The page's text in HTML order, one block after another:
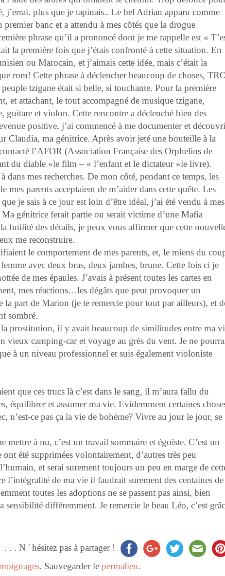
j’errai. plus que je tapinais.. Le bel Adrian apparu comme
banc et a attendu à mes côtés que la drogue
phrase qu’il a prononcé dont je me rappelle est «
la première fois que j’étais confronté à cette situation. En
ou Marocain, et j’aimais cette idée, mais c’était la
rom! Cette phrase à déclencher beaucoup de choses,
tzigane était si belle, si touchante. Pour la première
et attachant, le tout accompagné de musique tzigane,
et violon. Cette rencontre a déclenché bien des
positive, j’ai commencé à me documenter et
Claudia, ma génitrice. Après avoir jeté une bouteille à la
l’AFOR (Association Française des Orphelins de
du diable »le film – « l’enfant et le dictateur »le livre).
mes recherches. De mon côté, pendant ce temps, les
mes parents acceptaient de m’aider dans cette quête. Les
je sais à ce jour est loin d’être idéal, j’ai été vendu à mes
génitrice ferait partie ou serait victime d’une Mafia
futilité des détails, je peux vous affirmer que cette
me reconstruire.
le comportement de mes parents, et, le miens du
avec deux bras, deux jambes, brune. Cette fois ci je
de mes épaules. J’avais à présent toutes les cartes en
mes réactions…les dégâts que peut provoquer un
la part de Marion (je te remercie pour tout par ailleurs), et
sombré.
la prostitution, il y avait beaucoup de similitudes entre ma
vieux camping-car et voyage au grès du vent. Je ne
à un niveau professionnel et suis également violoniste
que ces trucs là c’est dans le sang, il m’aura fallu du
équilibrer et assumer ma vie. Evidemment certaines
n’est-ce pas ça la vie de bohème? Vivre au jour le jour, se
mettre à nu, c’est un travail sommaire et égoïste. C’est un
été supprimées volontairement, d’autres très peu
et serai surement toujours un peu en marge de
l’intégralité de ma vie il faudrait surement des centaines de
toutes les adoptions ne se passent pas ainsi, bien
sensibilité différemment. Je remercie le beau Léo, c’est
. . . N ' hésitez pas à partager !
. Sauvegarder le permalien.